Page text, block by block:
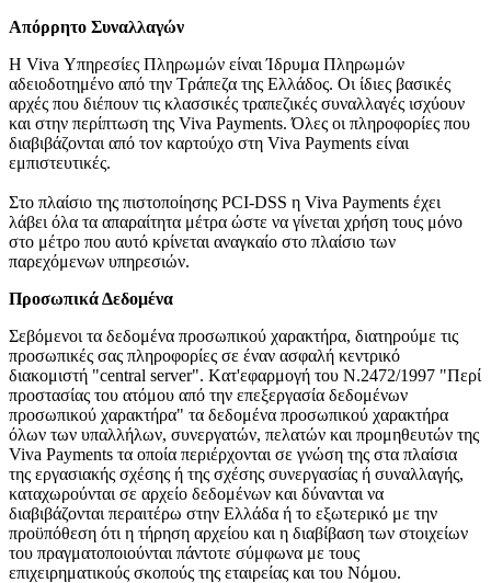
Απόρρητο Συναλλαγών
Η Viva Υπηρεσίες Πληρωμών είναι Ίδρυμα Πληρωμών
αδειοδοτημένο από την Τράπεζα της Ελλάδος. Οι ίδιες βασικές
αρχές που διέπουν τις κλασσικές τραπεζικές συναλλαγές ισχύουν
και στην περίπτωση της Viva Payments. Όλες οι πληροφορίες που
διαβιβάζονται από τον καρτούχο στη Viva Payments είναι
εμπιστευτικές.
Στο πλαίσιο της πιστοποίησης PCI-DSS η Viva Payments έχει
λάβει όλα τα απαραίτητα μέτρα ώστε να γίνεται χρήση τους μόνο
στο μέτρο που αυτό κρίνεται αναγκαίο στο πλαίσιο των
παρεχόμενων υπηρεσιών.
Προσωπικά Δεδομένα
Σεβόμενοι τα δεδομένα προσωπικού χαρακτήρα, διατηρούμε τις
προσωπικές σας πληροφορίες σε έναν ασφαλή κεντρικό
διακομιστή "central server". Kατ'εφαρμογή του Ν.2472/1997 "Περί
προστασίας του ατόμου από την επεξεργασία δεδομένων
προσωπικού χαρακτήρα" τα δεδομένα προσωπικού χαρακτήρα
όλων των υπαλλήλων, συνεργατών, πελατών και προμηθευτών της
Viva Payments τα οποία περιέρχονται σε γνώση της στα πλαίσια
της εργασιακής σχέσης ή της σχέσης συνεργασίας ή συναλλαγής,
καταχωρούνται σε αρχείο δεδομένων και δύνανται να
διαβιβάζονται περαιτέρω στην Ελλάδα ή το εξωτερικό με την
προϋπόθεση ότι η τήρηση αρχείου και η διαβίβαση των στοιχείων
του πραγματοποιούνται πάντοτε σύμφωνα με τους
επιχειρηματικούς σκοπούς της εταιρείας και του Νόμου.